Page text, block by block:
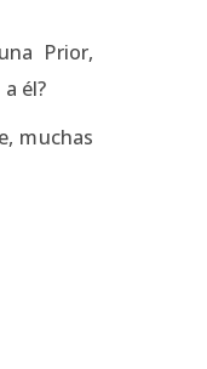
Prior,
él?
muchas